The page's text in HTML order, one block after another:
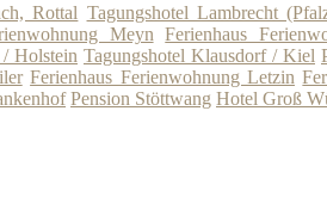
Rottal Tagungshotel Lambrecht
Meyn Ferienhaus
Holstein Tagungshotel Klausdorf / Kiel
Ferienhaus Ferienwohnung Letzin
Pension Stöttwang Hotel Groß